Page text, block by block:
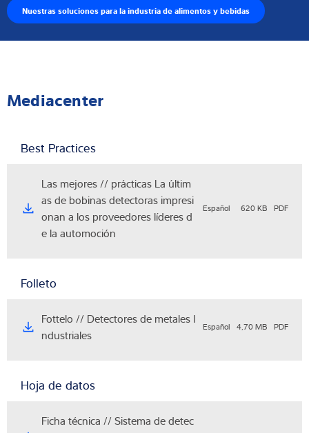
Nuestras soluciones para la industria de alimentos y bebidas
Mediacenter
Best Practices
Las mejores // prácticas La últim
as de bobinas detectoras impresi
onan a los proveedores líderes d
e la automoción
Español 620 KB PDF
Folleto
Fottelo // Detectores de metales I
ndustriales
Español 4,70 MB PDF
Hoja de datos
Ficha técnica // Sistema de detec